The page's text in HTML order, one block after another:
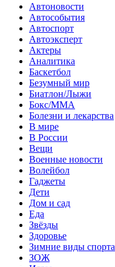
Автоновости
Автособытия
Автоспорт
Автоэксперт
Актеры
Аналитика
Баскетбол
Безумный мир
Биатлон/Лыжи
Бокс/MMA
Болезни и лекарства
В мире
В России
Вещи
Военные новости
Волейбол
Гаджеты
Дети
Дом и сад
Еда
Звёзды
Здоровье
Зимние виды спорта
ЗОЖ